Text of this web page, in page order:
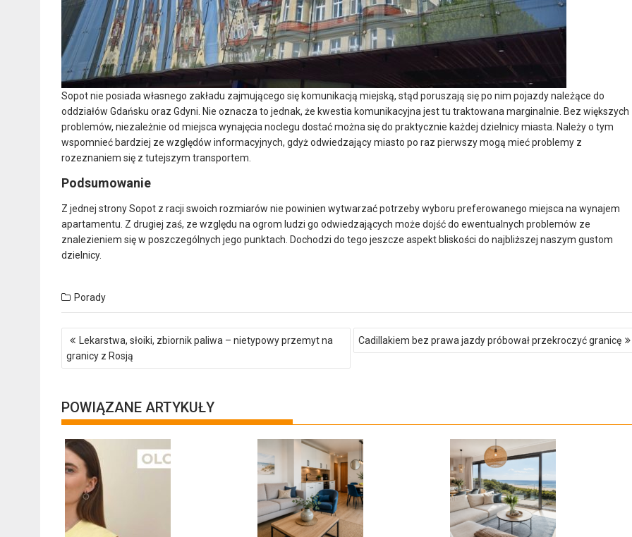
Sopot nie posiada własnego zakładu zajmującego się komunikacją miejską, stąd poruszają się po nim pojazdy należące do
oddziałów Gdańsku oraz Gdyni. Nie oznacza to jednak, że kwestia komunikacyjna jest tu traktowana marginalnie. Bez większych
problemów, niezależnie od miejsca wynajęcia noclegu dostać można się do praktycznie każdej dzielnicy miasta. Należy o tym
wspomnieć bardziej ze względów informacyjnych, gdyż odwiedzający miasto po raz pierwszy mogą mieć problemy z
rozeznaniem się z tutejszym transportem.
Podsumowanie
Z jednej strony Sopot z racji swoich rozmiarów nie powinien wytwarzać potrzeby wyboru preferowanego miejsca na wynajem
apartamentu. Z drugiej zaś, ze względu na ogrom ludzi go odwiedzających może dojść do ewentualnych problemów ze
znalezieniem się w poszczególnych jego punktach. Dochodzi do tego jeszcze aspekt bliskości do najbliższej naszym gustom
dzielnicy.
Porady
Nawigacja
wpisuLekarstwa, słoiki, zbiornik paliwa – nietypowy przemyt na
granicy z Rosją
Cadillakiem bez prawa jazdy próbował przekroczyć granicę
POWIĄZANE ARTYKUŁY